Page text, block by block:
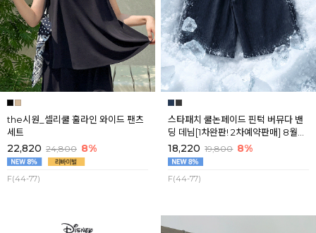
the시원_셀리쿨 훌라인 와이드 팬츠
세트
22,820 24,800 8%
F(44-77)
스타패치 쿨논페이드 핀턱 버뮤다 밴
딩 데님[1차완판! 2차예약판매] 8월셋
째주 순차배송
18,220 19,800 8%
F(44-77)